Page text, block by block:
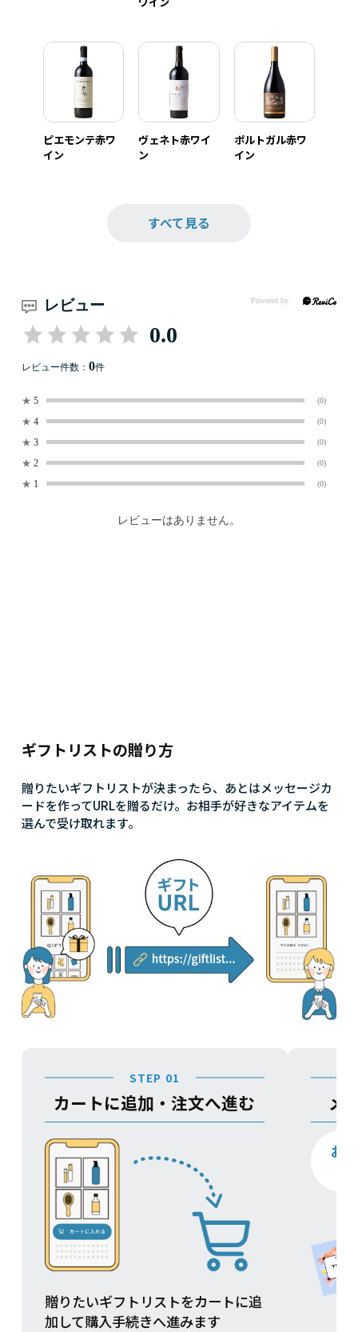
ピエモンテ赤ワ
イン
ヴェネト赤ワイ
ン
ポルトガル赤ワ
イン
すべて見る
レビュー
0.0
レビュー件数： 0件
★ 5 (0)
★ 4 (0)
★ 3 (0)
★ 2 (0)
★ 1 (0)
レビューはありません。
ギフトリストの贈り方
贈りたいギフトリストが決まったら、あとはメッセージカ
ードを作ってURLを贈るだけ。お相手が好きなアイテムを
選んで受け取れます。
STEP 01
カートに追加・注文へ進む
贈りたいギフトリストをカートに追
加して購入手続きへ進みます
メ
お